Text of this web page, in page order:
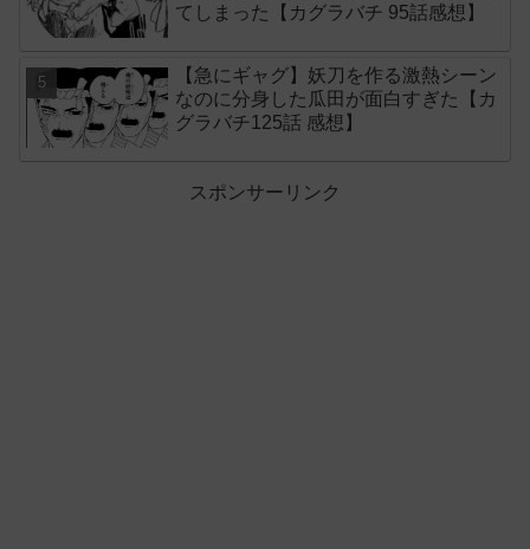
てしまった【カグラバチ 95話感想】
【急にギャグ】妖刀を作る激熱シーン
なのに分身した瓜田が面白すぎた【カ
グラバチ125話 感想】
スポンサーリンク